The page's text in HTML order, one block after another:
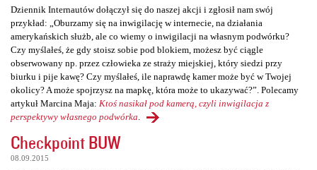
Dziennik Internautów dołączył się do naszej akcji i zgłosił nam swój
przykład: „Oburzamy się na inwigilację w internecie, na działania
amerykańskich służb, ale co wiemy o inwigilacji na własnym podwórku?
Czy myślałeś, że gdy stoisz sobie pod blokiem, możesz być ciągle
obserwowany np. przez człowieka ze straży miejskiej, który siedzi przy
biurku i pije kawę? Czy myślałeś, ile naprawdę kamer może być w Twojej
okolicy? A może spojrzysz na mapkę, która może to ukazywać?”. Polecamy
artykuł Marcina Maja: Ktoś nasikał pod kamerą, czyli inwigilacja z
perspektywy własnego podwórka
Checkpoint BUW
08.09.2015